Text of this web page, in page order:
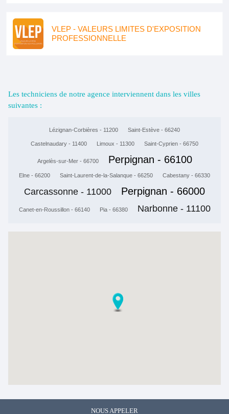
VLEP - VALEURS LIMITES D'EXPOSITION
PROFESSIONNELLE
Les techniciens de notre agence interviennent dans les villes
suivantes :
Lézignan-Corbières - 11200 Saint-Estève - 66240
Castelnaudary - 11400 Limoux - 11300 Saint-Cyprien - 66750
Argelès-sur-Mer - 66700 Perpignan - 66100
Elne - 66200 Saint-Laurent-de-la-Salanque - 66250 Cabestany - 66330
Carcassonne - 11000 Perpignan - 66000
Canet-en-Roussillon - 66140 Pia - 66380 Narbonne - 11100
NOUS APPELER